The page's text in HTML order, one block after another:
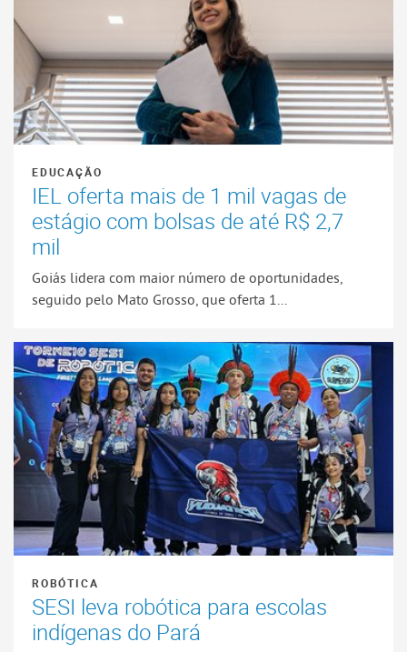
EDUCAÇÃO
IEL oferta mais de 1 mil vagas de
estágio com bolsas de até R$ 2,7
mil
Goiás lidera com maior número de oportunidades,
seguido pelo Mato Grosso, que oferta 1...
ROBÓTICA
SESI leva robótica para escolas
indígenas do Pará